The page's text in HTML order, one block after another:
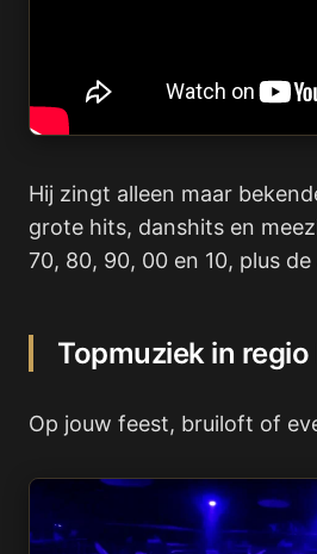
Hij zingt alleen maar
grote hits, danshits en
70, 80, 90, 00 en 10, plus
Topmuziek in
Op jouw feest, bruiloft of